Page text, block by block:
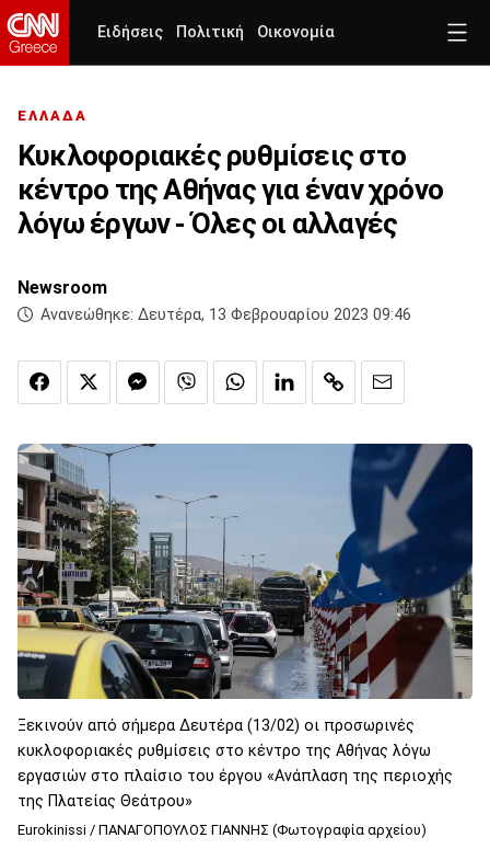
Ειδήσεις Πολιτική Οικονομία
ΕΛΛΑΔΑ
Κυκλοφοριακές ρυθμίσεις στο
κέντρο της Αθήνας για έναν χρόνο
λόγω έργων - Όλες οι αλλαγές
Newsroom
Ανανεώθηκε: Δευτέρα, 13 Φεβρουαρίου 2023 09:46
Ξεκινούν από σήμερα Δευτέρα (13/02) οι προσωρινές
κυκλοφοριακές ρυθμίσεις στο κέντρο της Αθήνας λόγω
εργασιών στο πλαίσιο του έργου «Ανάπλαση της περιοχής
της Πλατείας Θεάτρου»
Eurokinissi / ΠΑΝΑΓΟΠΟΥΛΟΣ ΓΙΑΝΝΗΣ (Φωτογραφία αρχείου)